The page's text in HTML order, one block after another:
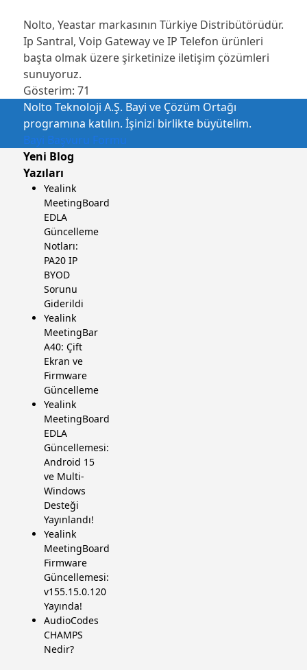
Nolto, Yeastar markasının Türkiye Distribütörüdür.
Ip Santral, Voip Gateway ve IP Telefon ürünleri
başta olmak üzere şirketinize iletişim çözümleri
sunuyoruz.
Gösterim: 71
Nolto Teknoloji A.Ş. Bayi ve Çözüm Ortağı
programına katılın. İşinizi birlikte büyütelim.
Bayi Başvuru Formu
Yeni Blog
Yazıları
Yealink
MeetingBoard
EDLA
Güncelleme
Notları:
PA20 IP
BYOD
Sorunu
Giderildi
Yealink
MeetingBar
A40: Çift
Ekran ve
Firmware
Güncelleme
Yealink
MeetingBoard
EDLA
Güncellemesi:
Android 15
ve Multi-
Windows
Desteği
Yayınlandı!
Yealink
MeetingBoard
Firmware
Güncellemesi:
v155.15.0.120
Yayında!
AudioCodes
CHAMPS
Nedir?